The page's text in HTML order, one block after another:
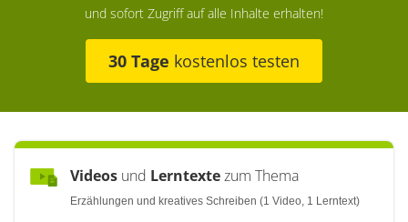
und sofort Zugriff auf alle Inhalte erhalten!
30 Tage kostenlos testen
Videos und Lerntextezum Thema
Erzählungen und kreatives Schreiben (1 Video, 1 Lerntext)